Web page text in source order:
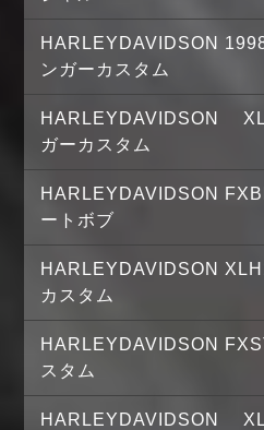
HARLEYDAVIDSON
ンガーカスタム
HARLEYDAVIDSON
ガーカスタム
HARLEYDAVIDSON
ートボブ
HARLEYDAVIDSON
カスタム
HARLEYDAVIDSON
スタム
HARLEYDAVIDSON